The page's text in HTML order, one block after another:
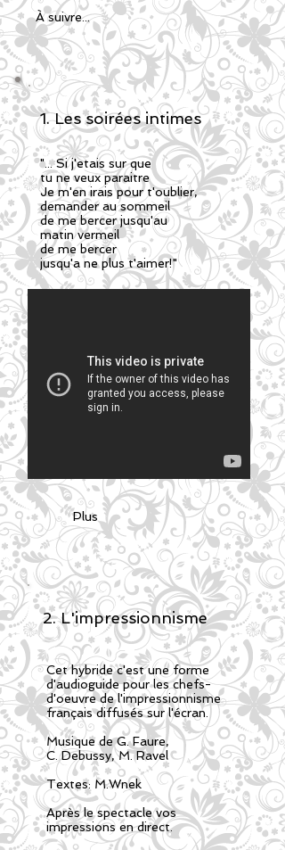
À suivre...
1. Les soirées intimes
"... Si j'etais sur que
tu ne veux paraitre
Je m'en irais pour t'oublier,
demander au sommeil
de mebercerjusqu'au
matin vermeil
de me bercer
jusqu'a ne plus t'aimer!"
Plus
2. L'impressionnisme
Cet hybride c'est une forme
d'audioguide pour les chefs-
d'oeuvre de l'impressionnisme
français diffusés sur l'écran.
Musique de G. Faure,
C. Debussy, M. Ravel
Textes: M.Wnek
Après le spectacle vos
impressions en direct.